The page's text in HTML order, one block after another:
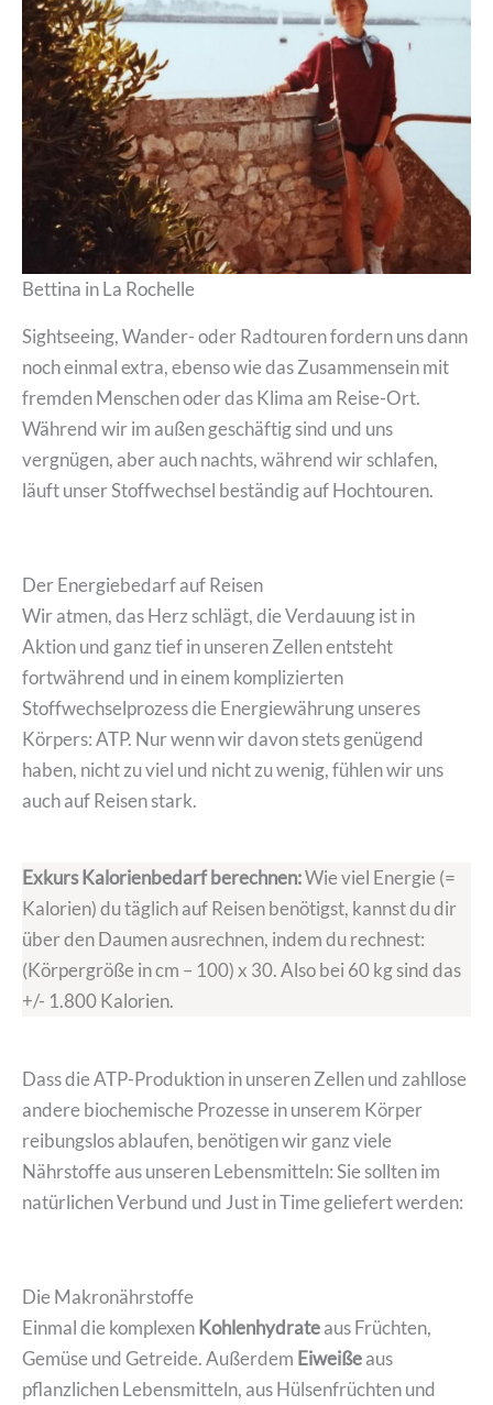
Bettina in La Rochelle
Sightseeing, Wander- oder Radtouren fordern uns dann
noch einmal extra, ebenso wie das Zusammensein mit
fremden Menschen oder das Klima am Reise-Ort.
Während wir im außen geschäftig sind und uns
vergnügen, aber auch nachts, während wir schlafen,
läuft unser Stoffwechsel beständig auf Hochtouren.
Der Energiebedarf auf Reisen
Wir atmen, das Herz schlägt, die Verdauung ist in
Aktion und ganz tief in unseren Zellen entsteht
fortwährend und in einem komplizierten
Stoffwechselprozess die Energiewährung unseres
Körpers: ATP. Nur wenn wir davon stets genügend
haben, nicht zu viel und nicht zu wenig, fühlen wir uns
auch auf Reisen stark.
Exkurs Kalorienbedarf berechnen:Wie viel Energie (=
Kalorien) du täglich auf Reisen benötigst, kannst du dir
über den Daumen ausrechnen, indem du rechnest:
(Körpergröße in cm – 100) x 30. Also bei 60 kg sind das
+/- 1.800 Kalorien.
Dass die ATP-Produktion in unseren Zellen und zahllose
andere biochemische Prozesse in unserem Körper
reibungslos ablaufen, benötigen wir ganz viele
Nährstoffe aus unseren Lebensmitteln: Sie sollten im
natürlichen Verbund und Just in Time geliefert werden:
Die Makronährstoffe
Einmal die komplexenKohlenhydrateaus Früchten,
Gemüse und Getreide. Außerdem Eiweißeaus
pflanzlichen Lebensmitteln, aus Hülsenfrüchten und